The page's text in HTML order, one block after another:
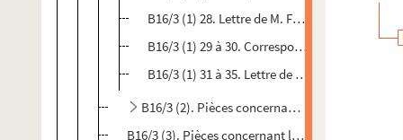
B16/3 (1) 28. Lettre de M. Faille à
B16/3 (1) 29 à 30. Correspondance entre Jean
B16/3 (1) 31 à 35. Lettre de M. Faille
B16/3 (2). Pièces concernant la fontaine Saint-
B16/3 (3). Pièces concernant la statue de